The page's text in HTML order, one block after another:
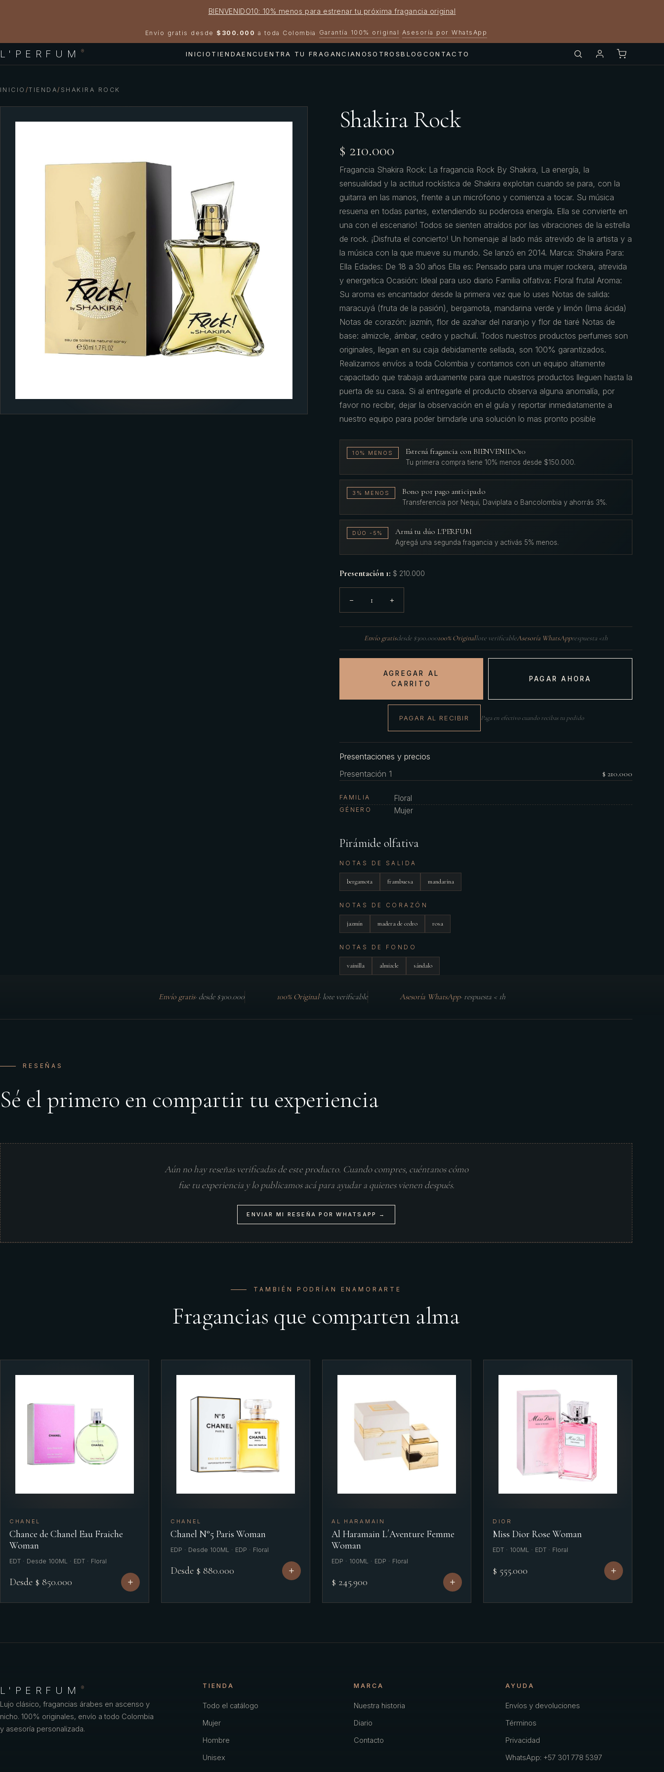
BIENVENIDO10: 10% menos para estrenar tu próxima fragancia original
Envío gratis desde $300.000 a toda Colombia · Garantía 100% original · Asesoría por WhatsApp
L'PERFUM ® INICIO TIENDAENCUENTRA TU FRAGANCIANOSOTROSBLOG CONTACTO
INICIO /TIENDA/ SHAKIRA ROCK
Shakira Rock
$ 210.000
Fragancia Shakira Rock: La fragancia Rock By Shakira, La energía, la
sensualidad y la actitud rockística de Shakira explotan cuando se para, con la
guitarra en las manos, frente a un micrófono y comienza a tocar. Su música
resuena en todas partes, extendiendo su poderosa energía. Ella se convierte en
una con el escenario! Todos se sienten atraídos por las vibraciones de la estrella
de rock. ¡Disfruta el concierto! Un homenaje al lado más atrevido de la artista y a
la música con la que mueve su mundo. Se lanzó en 2014. Marca: Shakira Para:
Ella Edades: De 18 a 30 años Ella es: Pensado para una mujer rockera, atrevida
y energetica Ocasión: Ideal para uso diario Familia olfativa: Floral frutal Aroma:
Su aroma es encantador desde la primera vez que lo uses Notas de salida:
maracuyá (fruta de la pasión), bergamota, mandarina verde y limón (lima ácida)
Notas de corazón: jazmín, flor de azahar del naranjo y flor de tiaré Notas de
base: almizcle, ámbar, cedro y pachulí. Todos nuestros productos perfumes son
originales, llegan en su caja debidamente sellada, son 100% garantizados.
Realizamos envíos a toda Colombia y contamos con un equipo altamente
capacitado que trabaja arduamente para que nuestros productos lleguen hasta la
puerta de su casa. Si al entregarle el producto observa alguna anomalía, por
favor no recibir, dejar la observación en el guía y reportar inmediatamente a
nuestro equipo para poder birndarle una solución lo mas pronto posible
10% MENOS Estrená fragancia con BIENVENIDO10
Tu primera compra tiene 10% menos desde $150.000.
3% MENOS Bono por pago anticipado
Transferencia por Nequi, Daviplata o Bancolombia y ahorrás 3%.
DÚO -5% Armá tu dúo L'PERFUM
Agregá una segunda fragancia y activás 5% menos.
Presentación 1: $ 210.000
− 1 +
Envío gratisdesde $300.000100% Originallote verificableAsesoría WhatsApprespuesta <1h
AGREGAR AL
CARRITO
PAGAR AHORA
PAGAR AL RECIBIR Paga en efectivo cuando recibas tu pedido
Presentaciones y precios
Presentación 1
$ 210.000
FAMILIA Floral
GÉNERO Mujer
Pirámide olfativa
NOTAS DE SALIDA
bergamota frambuesa mandarina
NOTAS DE CORAZÓN
jazmín madera de cedro rosa
NOTAS DE FONDO
vainilla almizcle sándalo
Envío gratis· desde $300.000 100% Original· lote verificable Asesoría WhatsApp· respuesta < 1h
RESEÑAS
Sé el primero en compartir tu experiencia
Aún no hay reseñas verificadas de este producto. Cuando compres, cuéntanos cómo
fue tu experiencia y lo publicamos acá para ayudar a quienes vienen después.
ENVIAR MI RESEÑA POR WHATSAPP →
TAMBIÉN PODRÍAN ENAMORARTE
Fragancias que comparten alma
CHANEL
Chance de Chanel Eau Fraiche
Woman
EDT · Desde 100ML · EDT · Floral
Desde $ 850.000
CHANEL
Chanel N°5 Paris Woman
EDP · Desde 100ML · EDP · Floral
Desde $ 880.000
AL HARAMAIN
Al Haramain L´Aventure Femme
Woman
EDP · 100ML · EDP · Floral
$ 245.900
DIOR
Miss Dior Rose Woman
EDT · 100ML · EDT · Floral
$ 555.000
L'PERFUM ®
Lujo clásico, fragancias árabes en ascenso y
nicho. 100% originales, envío a todo Colombia
y asesoría personalizada.
TIENDA
Todo el catálogo
Mujer
Hombre
Unisex
MARCA
Nuestra historia
Diario
Contacto
AYUDA
Envíos y devoluciones
Términos
Privacidad
WhatsApp: +57 301 778 5397